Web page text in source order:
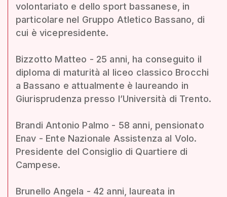
volontariato e dello sport bassanese, in
particolare nel Gruppo Atletico Bassano, di
cui è vicepresidente.
Bizzotto Matteo - 25 anni, ha conseguito il
diploma di maturità al liceo classico Brocchi
a Bassano e attualmente è laureando in
Giurisprudenza presso l’Università di Trento.
Brandi Antonio Palmo - 58 anni, pensionato
Enav - Ente Nazionale Assistenza al Volo.
Presidente del Consiglio di Quartiere di
Campese.
Brunello Angela - 42 anni, laureata in